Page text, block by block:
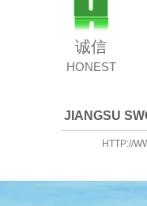
诚信
HONEST
JIANGSU
HTTP://